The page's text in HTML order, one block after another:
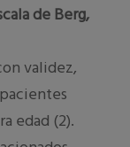
de Berg,
validez,
edad (2).